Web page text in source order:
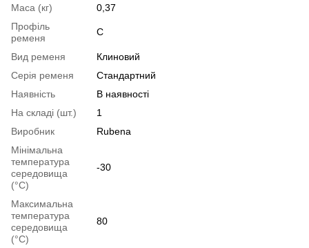
Маса (кг)
0,37
Профіль
ременя
C
Вид ременя
Клиновий
Серія ременя
Стандартний
Наявність
В наявності
На складі (шт.)
1
Виробник
Rubena
Мінімальна
температура
середовища
(°C)
-30
Максимальна
температура
середовища
(°C)
80